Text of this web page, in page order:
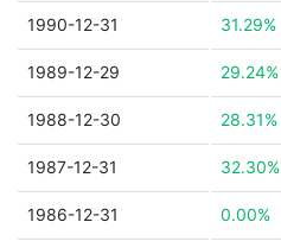
1990-12-31 31.29%
1989-12-29 29.24%
1988-12-30 28.31%
1987-12-31 32.30%
1986-12-31 0.00%